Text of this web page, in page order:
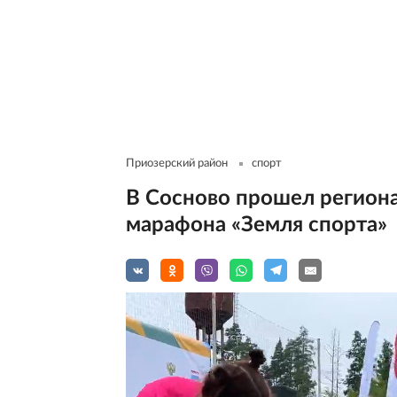
Приозерский район спорт
В Сосново прошел
марафона «Земля спорта»